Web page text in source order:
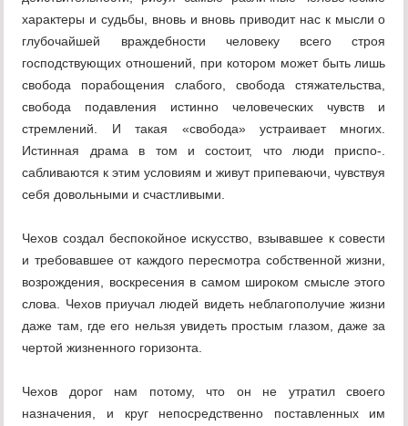
характеры и судьбы, вновь и вновь приводит нас к мысли о
глубочайшей враждебности человеку всего строя
господствующих отношений, при котором может быть лишь
свобода порабощения слабого, свобода стяжательства,
свобода подавления истинно человеческих чувств и
стремлений. И такая «свобода» устраивает многих.
Истинная драма в том и состоит, что люди приспо-.
сабливаются к этим условиям и живут припеваючи, чувствуя
себя довольными и счастливыми.
Чехов создал беспокойное искусство, взывавшее к совести
и требовавшее от каждого пересмотра собственной жизни,
возрождения, воскресения в самом широком смысле этого
слова. Чехов приучал людей видеть неблагополучие жизни
даже там, где его нельзя увидеть простым глазом, даже за
чертой жизненного горизонта.
Чехов дорог нам потому, что он не утратил своего
назначения, и круг непосредственно поставленных им